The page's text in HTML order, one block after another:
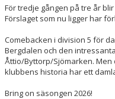
BASTU
KALENDER
För tredje gången på tre år
Förslaget som nu ligger har
Comebacken i division 5 för
Bergdalen och den
Åttio/Byttorp/Sjömarken. Men
klubbens historia har ett
Bring on säsongen 2026!